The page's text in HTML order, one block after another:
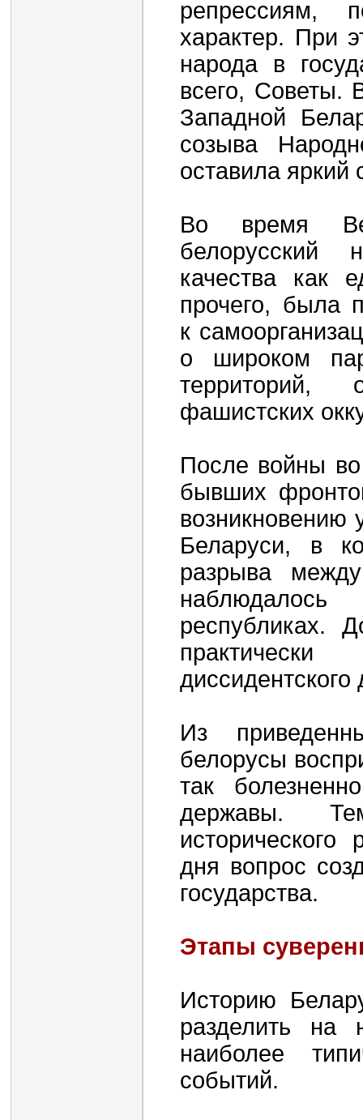
репрессиям,
характер. При
народа в
всего, Советы.
Западной
созыва
оставила яркий
Во время
качества как
прочего, была
к
о широком
территорий,
фашистских
После войны
бывших
возникновению
Беларуси, в
разрыва
республиках.
Из
белорусы
так
державы.
исторического
дня вопрос
государства.
Этапы
Историю
разделить на
наиболее
событий.